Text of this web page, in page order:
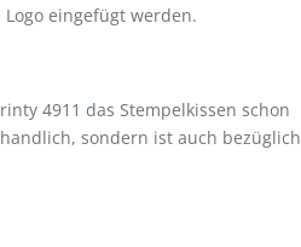
eingefügt werden.
4911 das Stempelkissen schon
sondern ist auch bezüglich